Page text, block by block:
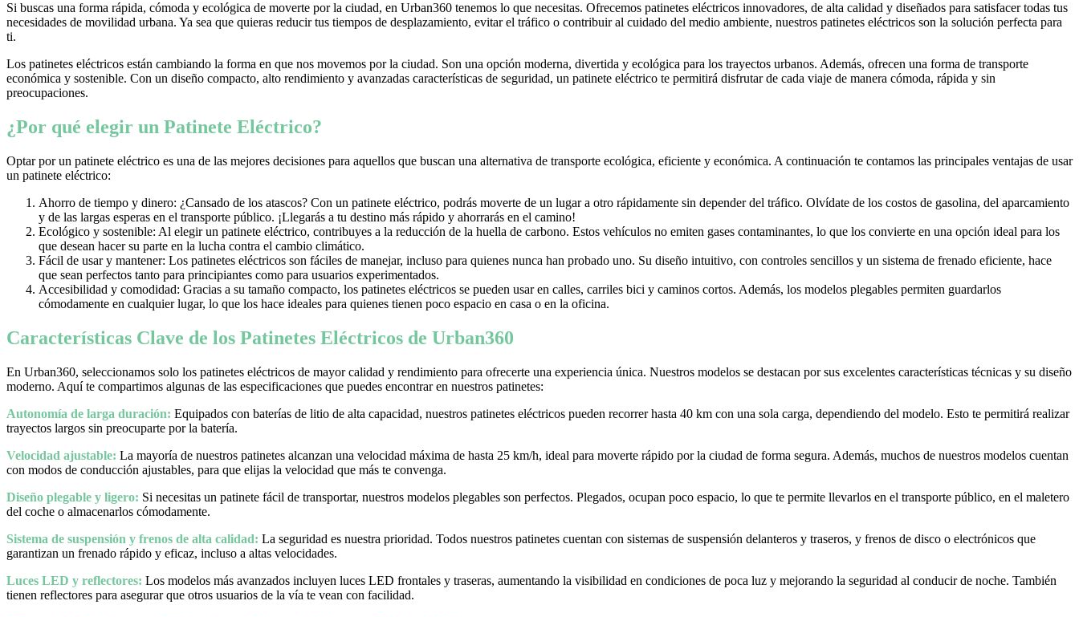
Si buscas una forma rápida, cómoda y ecológica de moverte por la ciudad, en Urban360 tenemos lo que necesitas. Ofrecemos patinetes eléctricos innovadores, de alta calidad y diseñados para satisfacer todas tus
necesidades de movilidad urbana. Ya sea que quieras reducir tus tiempos de desplazamiento, evitar el tráfico o contribuir al cuidado del medio ambiente, nuestros patinetes eléctricos son la solución perfecta para
ti.
Los patinetes eléctricos están cambiando la forma en que nos movemos por la ciudad. Son una opción moderna, divertida y ecológica para los trayectos urbanos. Además, ofrecen una forma de transporte
económica y sostenible. Con un diseño compacto, alto rendimiento y avanzadas características de seguridad, un patinete eléctrico te permitirá disfrutar de cada viaje de manera cómoda, rápida y sin
preocupaciones.
¿Por qué elegir un Patinete Eléctrico?
Optar por un patinete eléctrico es una de las mejores decisiones para aquellos que buscan una alternativa de transporte ecológica, eficiente y económica. A continuación te contamos las principales ventajas de usar
un patinete eléctrico:
Ahorro de tiempo y dinero: ¿Cansado de los atascos? Con un patinete eléctrico, podrás moverte de un lugar a otro rápidamente sin depender del tráfico. Olvídate de los costos de gasolina, del aparcamiento
y de las largas esperas en el transporte público. ¡Llegarás a tu destino más rápido y ahorrarás en el camino!
Ecológico y sostenible: Al elegir un patinete eléctrico, contribuyes a la reducción de la huella de carbono. Estos vehículos no emiten gases contaminantes, lo que los convierte en una opción ideal para los
que desean hacer su parte en la lucha contra el cambio climático.
Fácil de usar y mantener: Los patinetes eléctricos son fáciles de manejar, incluso para quienes nunca han probado uno. Su diseño intuitivo, con controles sencillos y un sistema de frenado eficiente, hace
que sean perfectos tanto para principiantes como para usuarios experimentados.
Accesibilidad y comodidad: Gracias a su tamaño compacto, los patinetes eléctricos se pueden usar en calles, carriles bici y caminos cortos. Además, los modelos plegables permiten guardarlos
cómodamente en cualquier lugar, lo que los hace ideales para quienes tienen poco espacio en casa o en la oficina.
Características Clave de los Patinetes Eléctricos de Urban360
En Urban360, seleccionamos solo los patinetes eléctricos de mayor calidad y rendimiento para ofrecerte una experiencia única. Nuestros modelos se destacan por sus excelentes características técnicas y su diseño
moderno. Aquí te compartimos algunas de las especificaciones que puedes encontrar en nuestros patinetes:
Autonomía de larga duración: Equipados con baterías de litio de alta capacidad, nuestros patinetes eléctricos pueden recorrer hasta 40 km con una sola carga, dependiendo del modelo. Esto te permitirá realizar
trayectos largos sin preocuparte por la batería.
Velocidad ajustable: La mayoría de nuestros patinetes alcanzan una velocidad máxima de hasta 25 km/h, ideal para moverte rápido por la ciudad de forma segura. Además, muchos de nuestros modelos cuentan
con modos de conducción ajustables, para que elijas la velocidad que más te convenga.
Diseño plegable y ligero: Si necesitas un patinete fácil de transportar, nuestros modelos plegables son perfectos. Plegados, ocupan poco espacio, lo que te permite llevarlos en el transporte público, en el maletero
del coche o almacenarlos cómodamente.
Sistema de suspensión y frenos de alta calidad: La seguridad es nuestra prioridad. Todos nuestros patinetes cuentan con sistemas de suspensión delanteros y traseros, y frenos de disco o electrónicos que
garantizan un frenado rápido y eficaz, incluso a altas velocidades.
Luces LED y reflectores: Los modelos más avanzados incluyen luces LED frontales y traseras, aumentando la visibilidad en condiciones de poca luz y mejorando la seguridad al conducir de noche. También
tienen reflectores para asegurar que otros usuarios de la vía te vean con facilidad.